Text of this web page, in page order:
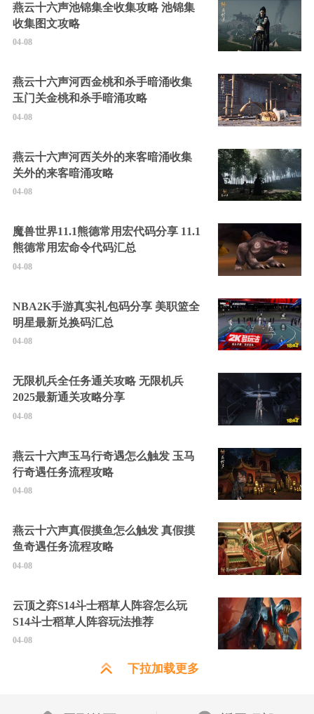
燕云十六声池锦集全收集攻略 池锦集
收集图文攻略
04-08
燕云十六声河西金桃和杀手暗涌收集
玉门关金桃和杀手暗涌攻略
04-08
燕云十六声河西关外的来客暗涌收集
关外的来客暗涌攻略
04-08
魔兽世界11.1熊德常用宏代码分享 11.1
熊德常用宏命令代码汇总
04-08
NBA2K手游真实礼包码分享 美职篮全
明星最新兑换码汇总
04-08
无限机兵全任务通关攻略 无限机兵
2025最新通关攻略分享
04-08
燕云十六声玉马行奇遇怎么触发 玉马
行奇遇任务流程攻略
04-08
燕云十六声真假摸鱼怎么触发 真假摸
鱼奇遇任务流程攻略
04-08
云顶之弈S14斗士稻草人阵容怎么玩
S14斗士稻草人阵容玩法推荐
04-08
下拉加载更多